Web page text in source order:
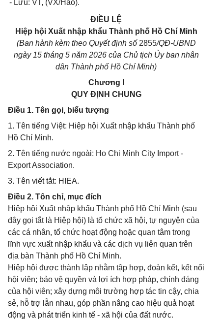
- Lưu: VT, (VX/Hào).
ĐIỀU LỆ
Hiệp hội Xuất nhập khẩu Thành phố Hồ Chí Minh
(Ban hành kèm theo Quyết định số2855/QĐ-UBND
ngày 15 tháng 5 năm 2026 của Chủ tịch Ủy ban nhân
dân Thành phố Hồ Chí Minh)
Chương I
QUY ĐỊNH CHUNG
Điều 1. Tên gọi, biểu tượng
1. Tên tiếng Việt: Hiệp hội Xuất nhập khẩu Thành phố
Hồ Chí Minh.
2. Tên tiếng nước ngoài: Ho Chi Minh City Import -
Export Association.
3. Tên viết tắt: HIEA.
Điều 2. Tôn chỉ, mục đích
Hiệp hội Xuất nhập khẩu Thành phố Hồ Chí Minh (sau
đây gọi tắt là Hiệp hội) là tổ chức xã hội, tự nguyện của
các cá nhân, tổ chức hoạt động hoặc quan tâm trong
lĩnh vực xuất nhập khẩu và các dịch vụ liên quan trên
địa bàn Thành phố Hồ Chí Minh.
Hiệp hội được thành lập nhằm tập hợp, đoàn kết, kết nối
hội viên; bảo vệ quyền và lợi ích hợp pháp, chính đáng
của hội viên; xây dựng môi trường hợp tác tin cậy, chia
sẻ, hỗ trợ lẫn nhau, góp phần nâng cao hiệu quả hoạt
động và phát triển kinh tế - xã hội của đất nước.